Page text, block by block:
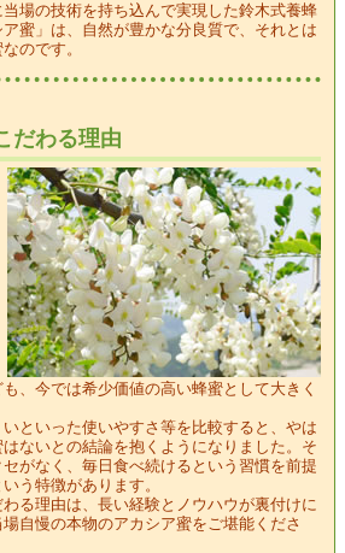
場の技術を持ち込んで実現した鈴木式養蜂
蜜」は、自然が豊かな分良質で、それとは
のです。
だわる理由
、今では希少価値の高い蜂蜜として大きく
といった使いやすさ等を比較すると、やは
ないとの結論を抱くようになりました。そ
がなく、毎日食べ続けるという習慣を前提
う特徴があります。
る理由は、長い経験とノウハウが裏付けに
自慢の本物のアカシア蜜をご堪能くださ